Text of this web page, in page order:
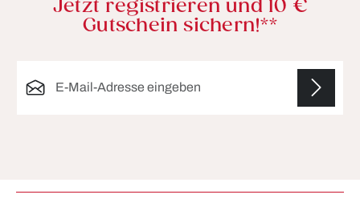
Jetzt registrieren und 10 €
Gutschein sichern!**